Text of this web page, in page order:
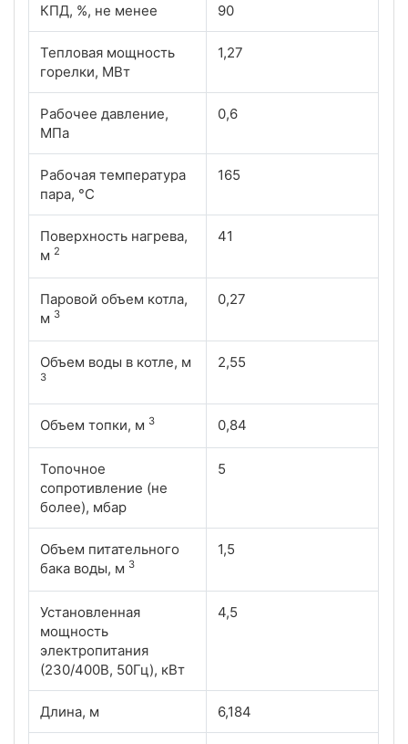
КПД, %, не менее 90
Тепловая мощность
горелки, МВт
1,27
Рабочее давление,
МПа
0,6
Рабочая температура
пара, °С
165
Поверхность нагрева,
м 2
41
Паровой объем котла,
м 3
0,27
Объем воды в котле, м
3
2,55
Объем топки, м 3 0,84
Топочное
сопротивление (не
более), мбар
5
Объем питательного
бака воды, м 3
1,5
Установленная
мощность
электропитания
(230/400В, 50Гц), кВт
4,5
Длина, м 6,184